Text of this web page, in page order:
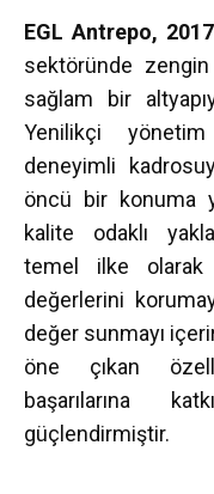
EGL Antrepo,
sektöründe
sağlam bir
Yenilikçi
deneyimli
öncü bir konuma
kalite odaklı
temel ilke olarak
değerlerini
değer sunmayı
öne çıkan
başarılarına
güçlendirmiştir.